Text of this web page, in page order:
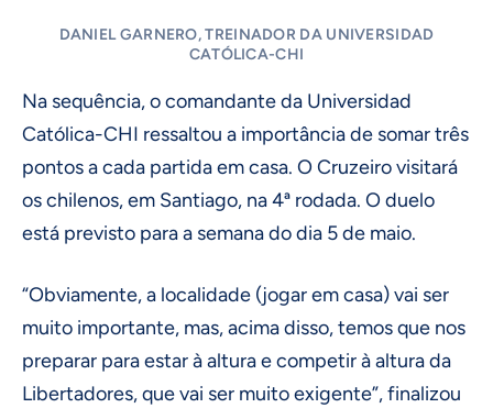
DANIEL GARNERO, TREINADOR DA UNIVERSIDAD
CATÓLICA-CHI
Na sequência, o comandante da Universidad
Católica-CHI ressaltou a importância de somar três
pontos a cada partida em casa. O Cruzeiro visitará
os chilenos, em Santiago, na 4ª rodada. O duelo
está previsto para a semana do dia 5 de maio.
“Obviamente, a localidade (jogar em casa) vai ser
muito importante, mas, acima disso, temos que nos
preparar para estar à altura e competir à altura da
Libertadores, que vai ser muito exigente”, finalizou